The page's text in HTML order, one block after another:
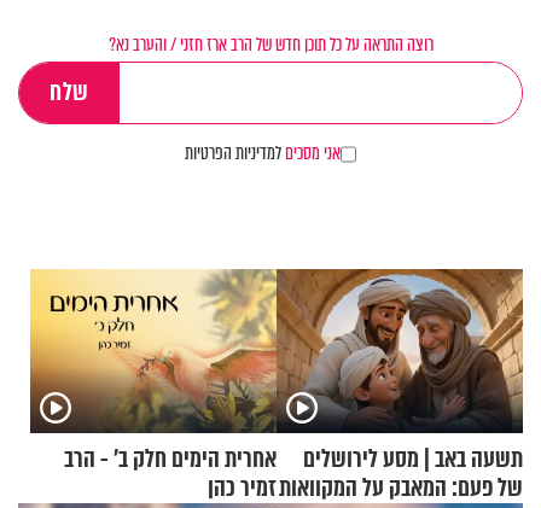
רוצה התראה על כל תוכן חדש של הרב ארז חזני / והערב נא?
אני מסכיםלמדיניות הפרטיות
תשעה באב | מסע לירושלים
של פעם: המאבק על המקוואות
אחרית הימים חלק ב’ - הרב
זמיר כהן